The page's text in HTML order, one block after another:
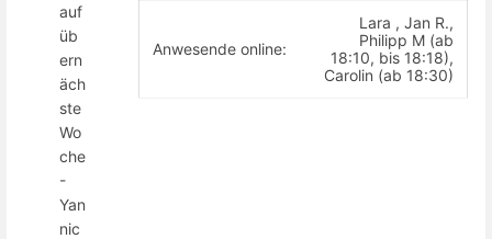
Anwesende online:
Lara , Jan R.,
Philipp M (ab
18:10, bis 18:18),
Carolin (ab 18:30)
auf
üb
ern
äch
ste
Wo
che
-
Yan
nic